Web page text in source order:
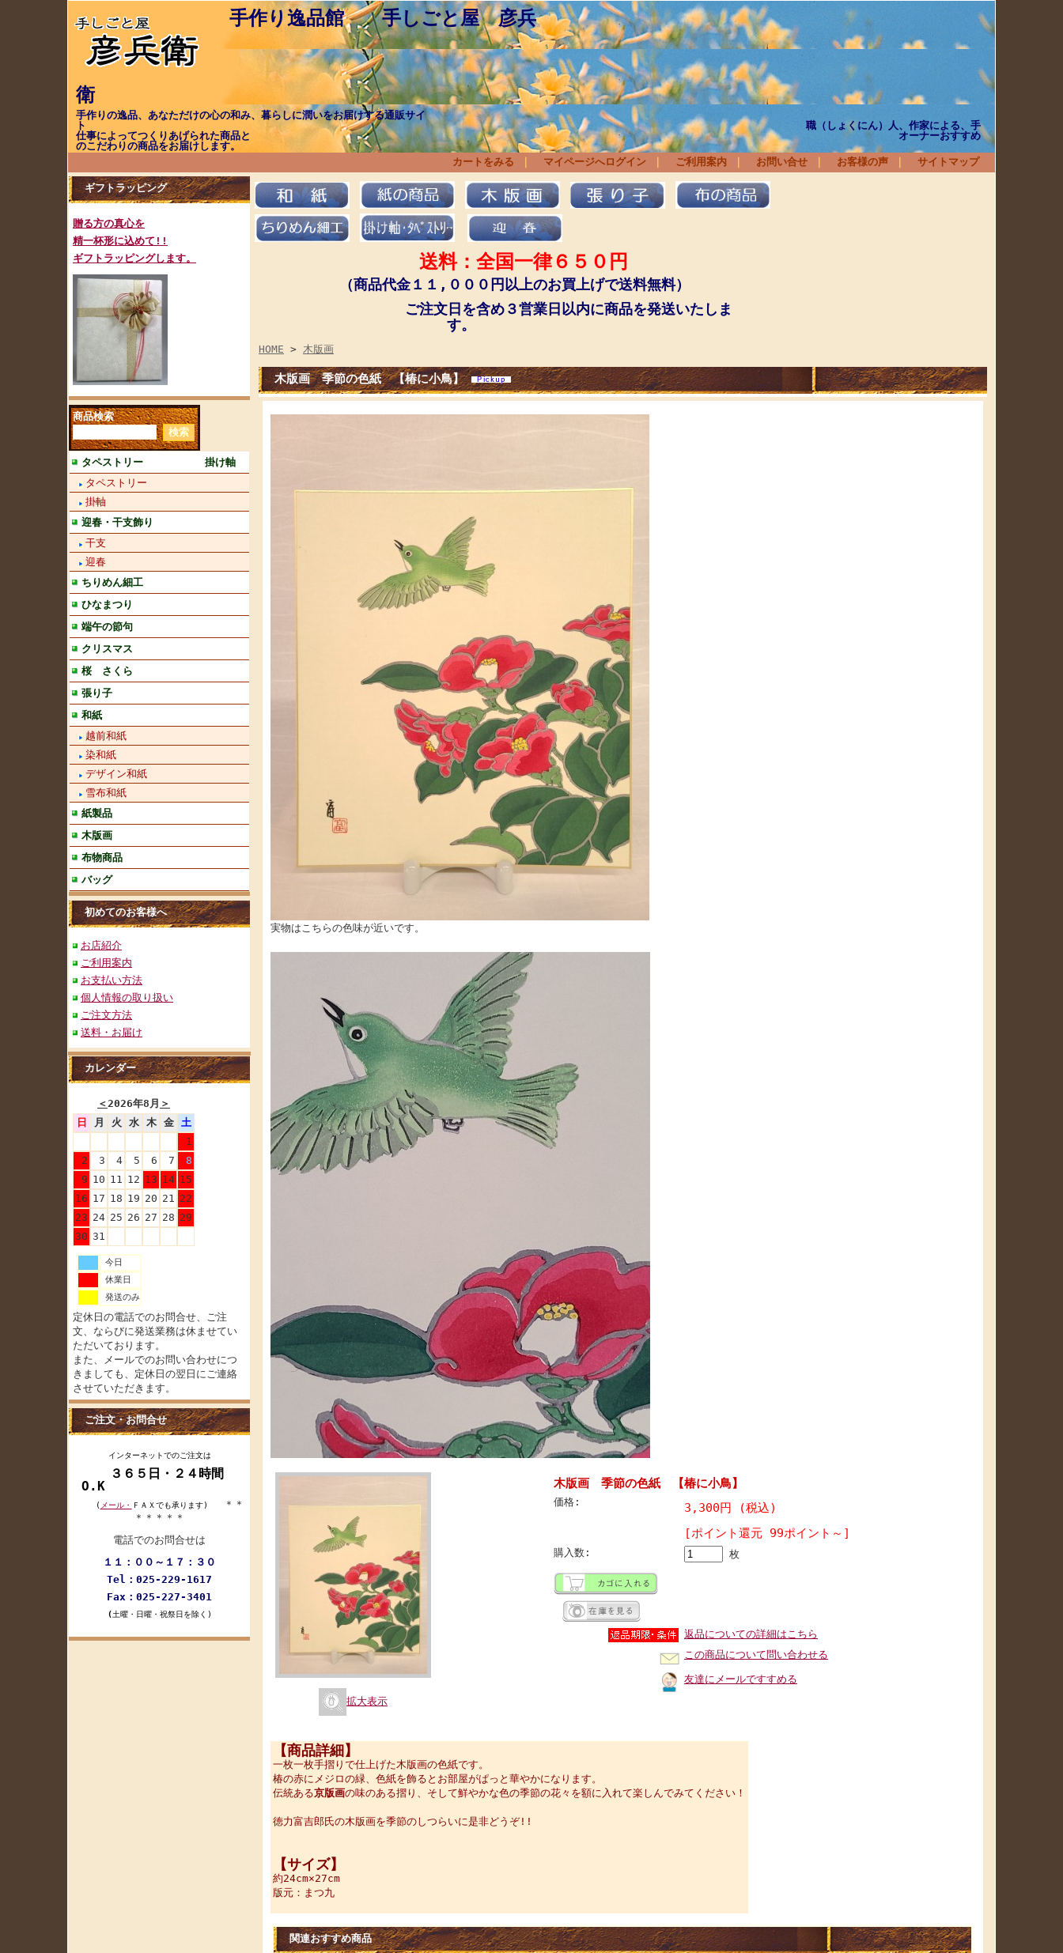
手作り逸品館 手しごと屋 彦兵
衛
手作りの逸品、あなただけの心の和み、暮らしに潤いをお届けする通販サイ
ト 職（しょくにん）人、作家による、手
仕事によってつくりあげられた商品と オーナーおすすめ
のこだわりの商品をお届けします。
カートをみる
マイページへログイン ご利用案内 お問い合せ お客様の声 サイトマップ
ギフトラッピング
贈る方の真心を
精一杯形に込めて!!
ギフトラッピングします。
商品検索
タペストリー 掛け軸
タペストリー
掛軸
迎春・干支飾り
干支
迎春
ちりめん細工
ひなまつり
端午の節句
クリスマス
桜 さくら
張り子
和紙
越前和紙
染和紙
デザイン和紙
雪布和紙
紙製品
木版画
布物商品
バッグ
初めてのお客様へ
お店紹介
ご利用案内
お支払い方法
個人情報の取り扱い
ご注文方法
送料・お届け
カレンダー
＜2026年8月 ＞
日
月 火 水 木 金
土
1
2
3 4 5 6 7
8
9 10 11 12 13 14 15
16 17 18 19 20 21 22
23 24 25 26 27 28 29
30 31
今日
休業日
発送のみ
定休日の電話でのお問合せ、ご注
文、ならびに発送業務は休ませてい
ただいております。
また、メールでのお問い合わせにつ
きましても、定休日の翌日にご連絡
させていただきます。
ご注文・お問合せ
インターネットでのご注文は
３６５日・２４時間
O.K
( メール・ ＦＡＸでも承ります)
＊＊
＊＊＊＊＊
電話でのお問合せは
１１：００～１７：３０
Tel：025-229-1617
Fax：025-227-3401
(土曜・日曜・祝祭日を除く)
送料：全国一律６５０円
（商品代金１１,０００円以上のお買上げで送料無料）
ご注文日を含め３営業日以内に商品を発送いたしま
す。
HOME > 木版画
木版画 季節の色紙 【椿に小鳥】
実物はこちらの色味が近いです。
拡大表示
木版画 季節の色紙 【椿に小鳥】
価格:
3,300円 (税込)
[ポイント還元 99ポイント～]
購入数: 枚
返品についての詳細はこちら
この商品について問い合わせる
友達にメールですすめる
【商品詳細】
一枚一枚手摺りで仕上げた木版画の色紙です。
椿の赤にメジロの緑、色紙を飾るとお部屋がぱっと華やかになります。
伝統ある京版画の味のある摺り、そして鮮やかな色の季節の花々を額に入れて楽しんでみてください！
徳力富吉郎氏の木版画を季節のしつらいに是非どうぞ!!
【サイズ】
約24cm×27cm
版元：まつ九
関連おすすめ商品